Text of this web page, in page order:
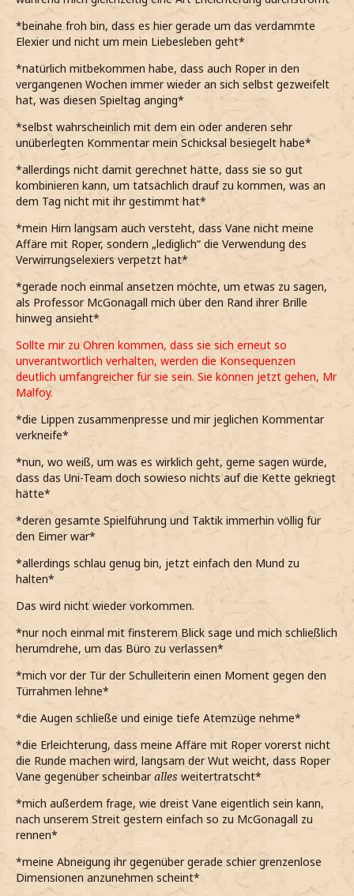
*beinahe froh bin, dass es hier gerade um das verdammte
Elexier und nicht um mein Liebesleben geht*
*natürlich mitbekommen habe, dass auch Roper in den
vergangenen Wochen immer wieder an sich selbst gezweifelt
hat, was diesen Spieltag anging*
*selbst wahrscheinlich mit dem ein oder anderen sehr
unüberlegten Kommentar mein Schicksal besiegelt habe*
*allerdings nicht damit gerechnet hätte, dass sie so gut
kombinieren kann, um tatsächlich drauf zu kommen, was an
dem Tag nicht mit ihr gestimmt hat*
*mein Hirn langsam auch versteht, dass Vane nicht meine
Affäre mit Roper, sondern „lediglich“ die Verwendung des
Verwirrungselexiers verpetzt hat*
*gerade noch einmal ansetzen möchte, um etwas zu sagen,
als Professor McGonagall mich über den Rand ihrer Brille
hinweg ansieht*
Sollte mir zu Ohren kommen, dass sie sich erneut so
unverantwortlich verhalten, werden die Konsequenzen
deutlich umfangreicher für sie sein. Sie können jetzt gehen, Mr
Malfoy.
*die Lippen zusammenpresse und mir jeglichen Kommentar
verkneife*
*nun, wo weiß, um was es wirklich geht, gerne sagen würde,
dass das Uni-Team doch sowieso nichts auf die Kette gekriegt
hätte*
*deren gesamte Spielführung und Taktik immerhin völlig für
den Eimer war*
*allerdings schlau genug bin, jetzt einfach den Mund zu
halten*
Das wird nicht wieder vorkommen.
*nur noch einmal mit finsterem Blick sage und mich schließlich
herumdrehe, um das Büro zu verlassen*
*mich vor der Tür der Schulleiterin einen Moment gegen den
Türrahmen lehne*
*die Augen schließe und einige tiefe Atemzüge nehme*
*die Erleichterung, dass meine Affäre mit Roper vorerst nicht
die Runde machen wird, langsam der Wut weicht, dass Roper
Vane gegenüber scheinbaralles weitertratscht*
*mich außerdem frage, wie dreist Vane eigentlich sein kann,
nach unserem Streit gestern einfach so zu McGonagall zu
rennen*
*meine Abneigung ihr gegenüber gerade schier grenzenlose
Dimensionen anzunehmen scheint*